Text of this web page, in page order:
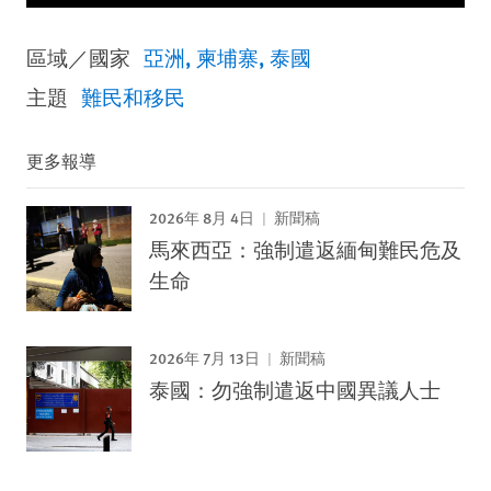
區域／國家 亞洲 柬埔寨 泰國
主題 難民和移民
更多報導
2026年 8月 4日 新聞稿
馬來西亞：強制遣返緬甸難民危及
生命
2026年 7月 13日 新聞稿
泰國：勿強制遣返中國異議人士